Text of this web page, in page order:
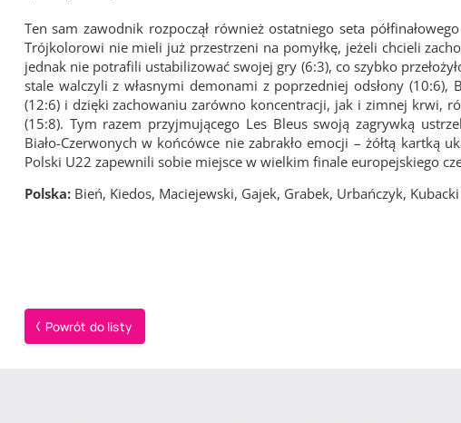
Ten sam zawodnik rozpoczął również ostatniego seta
Trójkolorowi nie mieli już przestrzeni na pomyłkę, jeżeli chcieli
jednak nie potrafili ustabilizować swojej gry (6:3), co szybko
stale walczyli z własnymi demonami z poprzedniej odsłony (10:6),
(12:6) i dzięki zachowaniu zarówno koncentracji, jak i zimnej krwi,
(15:8). Tym razem przyjmującego Les Bleus swoją zagrywką
Biało-Czerwonych w końcówce nie zabrakło emocji – żółtą kartką
Polski U22 zapewnili sobie miejsce w wielkim finale europejskiego
Polska: Bień, Kiedos, Maciejewski, Gajek, Grabek, Urbańczyk, Kubacki
Powrót do listy